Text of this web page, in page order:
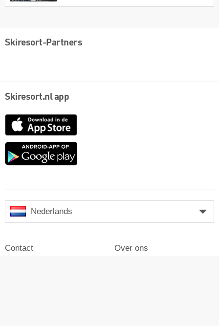
Skiresort-Partners
Skiresort.nl app
App
Google
Nederlands
Contact Over ons